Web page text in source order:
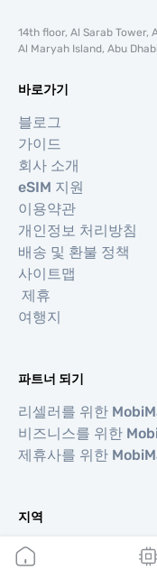
14th floor, Al Sarab Tower,
Al Maryah Island, Abu
바로가기
블로그
가이드
회사 소개
eSIM 지원
이용약관
개인정보 처리방침
배송 및 환불 정책
사이트맵
제휴
여행지
파트너 되기
리셀러를 위한
비즈니스를 위한
제휴사를 위한
지역
유럽 eSIM